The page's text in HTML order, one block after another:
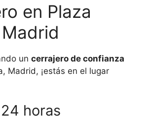
en Plaza
un cerrajero de confianza
Madrid, ¡estás en el lugar
horas